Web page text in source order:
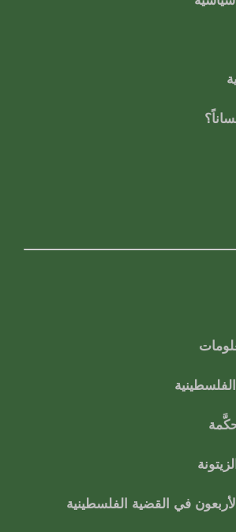
في القضية الفلسطينية